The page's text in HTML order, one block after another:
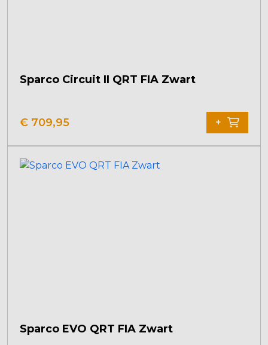
Sparco Circuit II QRT FIA Zwart
€ 709,95 +
Sparco EVO QRT FIA Zwart